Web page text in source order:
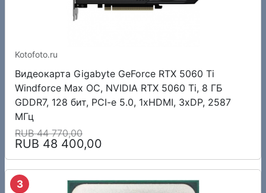
Kotofoto.ru
Видеокарта Gigabyte GeForce RTX 5060 Ti
Windforce Max OC, NVIDIA RTX 5060 Ti, 8 ГБ
GDDR7, 128 бит, PCI-e 5.0, 1xHDMI, 3xDP, 2587
МГц
RUB 44 770,00
RUB 48 400,00
3